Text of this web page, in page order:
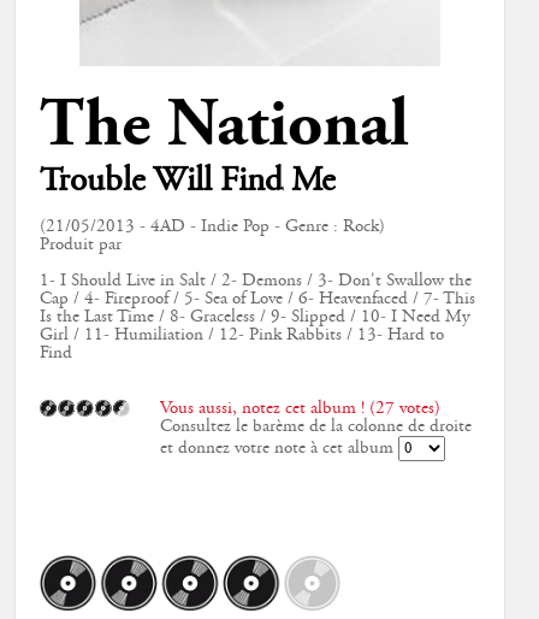
The National
Trouble Will Find Me
(21/05/2013 - 4AD - Indie Pop - Genre : Rock)
Produit par
1- I Should Live in Salt / 2- Demons / 3- Don't Swallow the
Cap / 4- Fireproof / 5- Sea of Love / 6- Heavenfaced / 7- This
Is the Last Time / 8- Graceless / 9- Slipped / 10- I Need My
Girl / 11- Humiliation / 12- Pink Rabbits / 13- Hard to
Find
Vous aussi, notez cet album ! (27 votes)
Consultez le barème de la colonne de droite
et donnez votre note à cet album